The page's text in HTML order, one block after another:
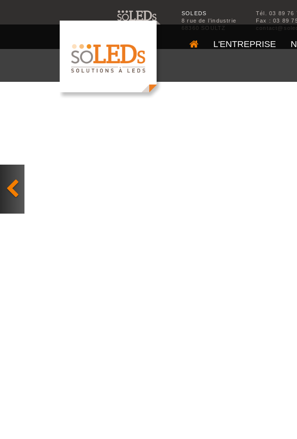
L'ENTREPRISE
SOLEDS
8 rue de l’industrie
68360 SOULTZ
Tél. 03 89 76
Fax : 03 89